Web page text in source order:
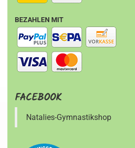
BEZAHLEN MIT
FACEBOOK
Natalies-Gymnastikshop